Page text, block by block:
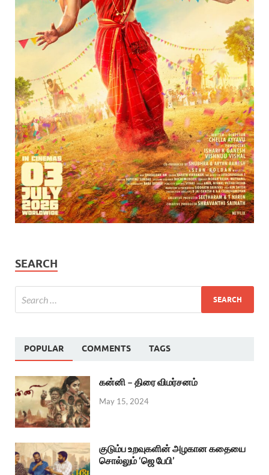
SEARCH
POPULAR COMMENTS TAGS
கன்னி – திரை விமர்சனம்
May 15, 2024
குடும்ப உறவுகளின் அழகான கதையை
சொல்லும் ‘ஜெ பேபி’